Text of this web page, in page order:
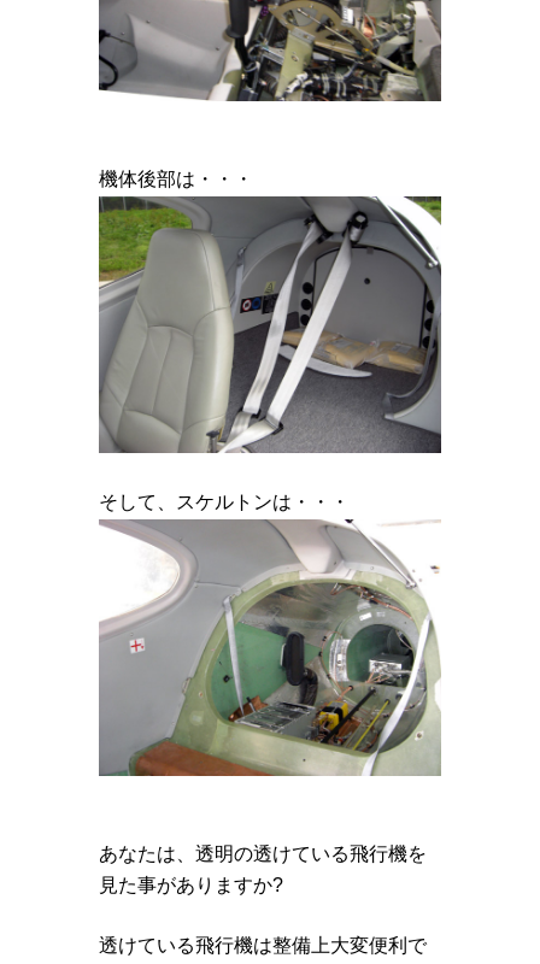
機体後部は・・・
そして、スケルトンは・・・
あなたは、透明の透けている飛行機を
見た事がありますか?
透けている飛行機は整備上大変便利で